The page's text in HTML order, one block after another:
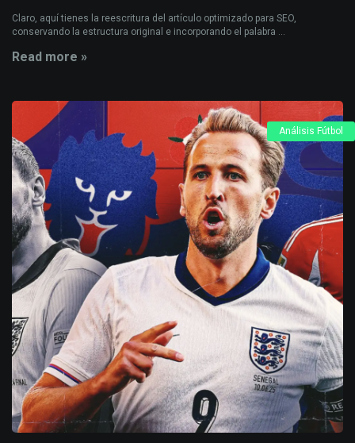
Claro, aquí tienes la reescritura del artículo optimizado para SEO,
conservando la estructura original e incorporando el palabra ...
Read more »
Análisis Fútbol